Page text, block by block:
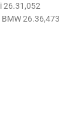
26.31,052
26.36,473